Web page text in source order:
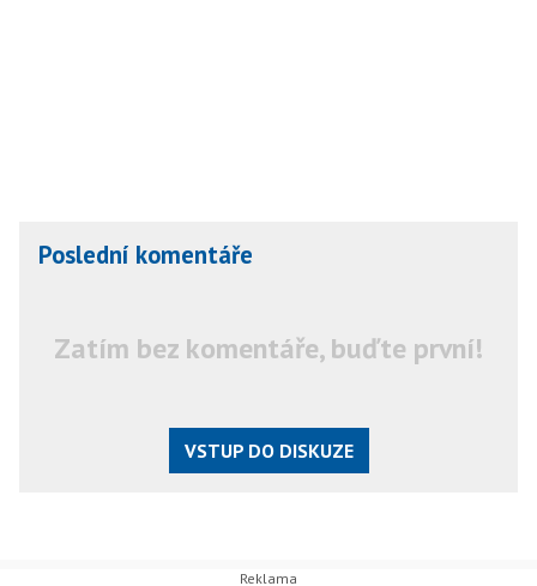
Poslední komentáře
Zatím bez komentáře, buďte první!
VSTUP DO DISKUZE